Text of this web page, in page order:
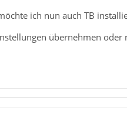
ich nun auch TB
übernehmen